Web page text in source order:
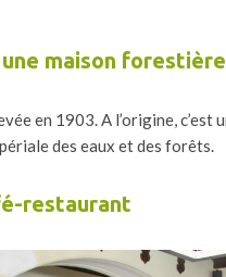
maison forestière
en 1903. A l’origine,
des eaux et des forêts.
restaurant